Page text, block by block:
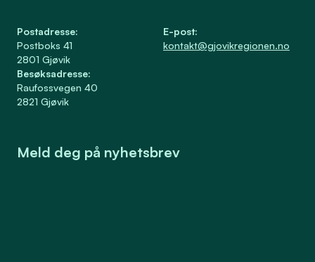
Postadresse:
Postboks 41
2801 Gjøvik
Besøksadresse:
Raufossvegen 40
2821 Gjøvik
E-post:
kontakt@gjovikregionen.no
Meld deg på nyhetsbrev